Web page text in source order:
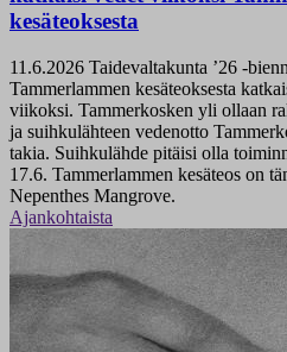
kesäteoksesta
11.6.2026 Taidevaltakunta ’26 -
Tammerlammen kesäteoksesta
viikoksi. Tammerkosken yli ollaan
ja suihkulähteen vedenotto
takia. Suihkulähde pitäisi olla
17.6. Tammerlammen kesäteos on
Nepenthes Mangrove.
Ajankohtaista